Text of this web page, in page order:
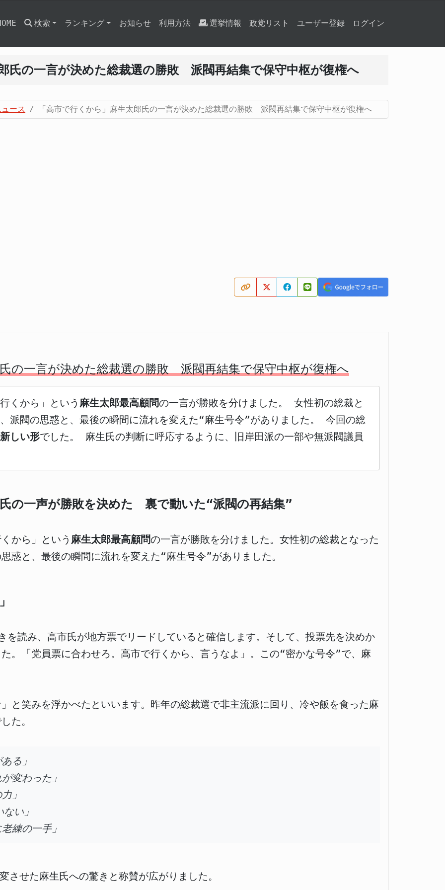
検索 ランキング お知らせ 利用方法 選挙情報 政党リスト ユーザー登録 ログイン
氏の一言が決めた総裁選の勝敗 派閥再結集で保守中枢が復権へ
ース 「高市で行くから」麻生太郎氏の一言が決めた総裁選の勝敗 派閥再結集で保守中枢が復権へ
の一言が決めた総裁選の勝敗 派閥再結集で保守中枢が復権へ
くから」という 麻生太郎最高顧問の一言が勝敗を分けました。 女性初の総裁と
派閥の思惑と、最後の瞬間に流れを変えた“麻生号令”がありました。 今回の総
しい形でした。 麻生氏の判断に呼応するように、旧岸田派の一部や無派閥議員
の一声が勝敗を決めた 裏で動いた“派閥の再結集”
から」という 麻生太郎最高顧問の一言が勝敗を分けました。女性初の総裁となった
惑と、最後の瞬間に流れを変えた“麻生号令”がありました。
を読み、高市氏が地方票でリードしていると確信します。そして、投票先を決めか
。「党員票に合わせろ。高市で行くから、言うなよ」。この“密かな号令”で、麻
と笑みを浮かべたといいます。昨年の総裁選で非主流派に回り、冷や飯を食った麻
た。
る」
変わった」
」
い」
練の一手」
させた麻生氏への驚きと称賛が広がりました。